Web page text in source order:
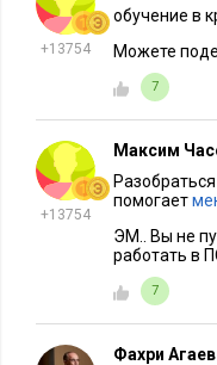
+13754
обучение в
Можете
7
+13754
Максим
помогает
ЭМ.. Вы не
работать в
7
Фахри Агаев